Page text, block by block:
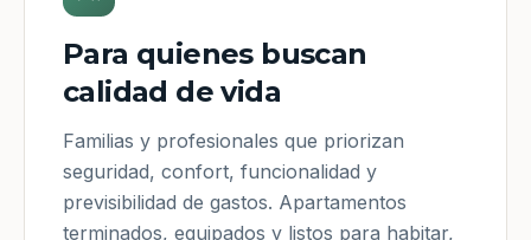
Para quienes buscan
calidad de vida
Familias y profesionales que priorizan
seguridad, confort, funcionalidad y
previsibilidad de gastos. Apartamentos
terminados, equipados y listos para habitar,